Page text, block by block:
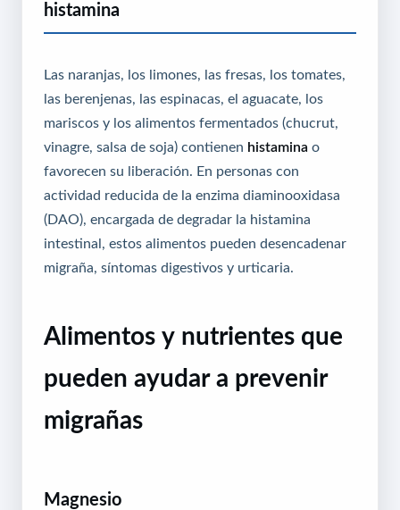
histamina
Las naranjas, los limones, las fresas, los tomates,
las berenjenas, las espinacas, el aguacate, los
mariscos y los alimentos fermentados (chucrut,
vinagre, salsa de soja) contienen histamina o
favorecen su liberación. En personas con
actividad reducida de la enzima diaminooxidasa
(DAO), encargada de degradar la histamina
intestinal, estos alimentos pueden desencadenar
migraña, síntomas digestivos y urticaria.
Alimentos y nutrientes que
pueden ayudar a prevenir
migrañas
Magnesio